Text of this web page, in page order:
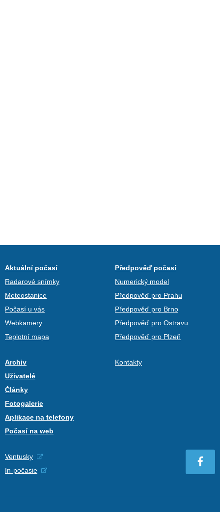
Aktuální počasí
Radarové snímky
Meteostanice
Počasí u vás
Webkamery
Teplotní mapa
Předpověď počasí
Numerický model
Předpověď pro Prahu
Předpověď pro Brno
Předpověď pro Ostravu
Předpověď pro Plzeň
Archiv
Uživatelé
Články
Fotogalerie
Aplikace na telefony
Počasí na web
Kontakty
Ventusky
In-počasie